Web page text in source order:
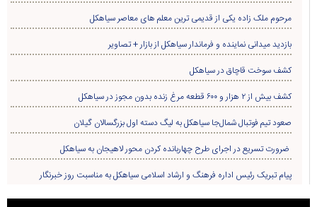
مرحوم ملک زاده یکی از قدیمی ترین معلم های معاصر سیاهکل
بازدید میدانی نماینده و فرماندار سیاهکل از بازار + تصاویر
کشف سوخت قاچاق در سياهکل
کشف بیش از ۲ هزار و ۶۰۰ قطعه مرغ زنده بدون مجوز در سیاهکل
صعود تیم فوتبال شمال‌جا‌ سیاهکل به لیگ دسته اول بزرگسالان گیلان
ضرورت تسریع در اجرای طرح چهاربانده کردن محور لاهیجان به سیاهکل
پیام تبریک رئیس اداره فرهنگ و ارشاد اسلامی سیاهکل به مناسبت روز خبرنگار